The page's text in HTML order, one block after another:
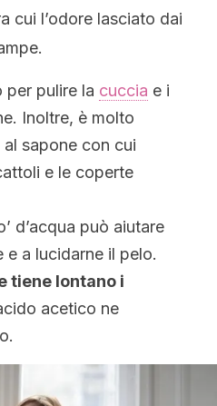
cui l’odore lasciato dai
per pulire la cuccia e i
Inoltre, è molto
sapone con cui
e le coperte
d’acqua può aiutare
e a lucidarne il pelo.
tiene lontano i
acetico ne